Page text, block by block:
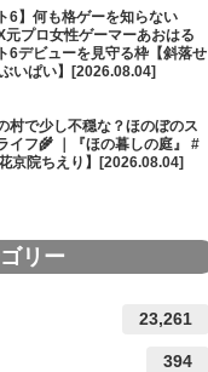
6】何も格ゲーを知らない
元プロ女性ゲーマーあおはる
6デビューを見守る枠【斜落せ
いぱい】[2026.08.04]
村で少し不穏な？ほのぼのス
イフ🌾 ｜『ほの暮しの庭』 #
京院ちえり】[2026.08.04]
リー
23,261
394